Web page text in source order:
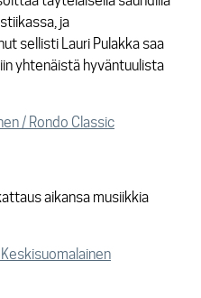
ja
sellisti Lauri Pulakka saa
yhtenäistä hyväntuulista
/ Rondo Classic
aikansa musiikkia